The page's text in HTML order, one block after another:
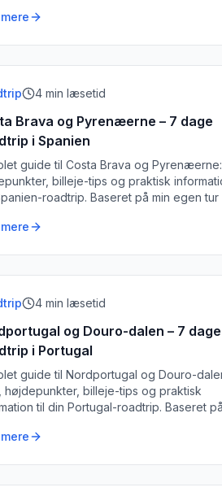
4 min læsetid
Brava og Pyrenæerne – 7 dage
i Spanien
guide til Costa Brava og Pyrenæerne:
billeje-tips og praktisk
roadtrip. Baseret på min egen tur
4 min læsetid
og Douro-dalen – 7 dage
i Portugal
guide til Nordportugal og Douro-
højdepunkter, billeje-tips og praktisk
til din Portugal-roadtrip. Baseret